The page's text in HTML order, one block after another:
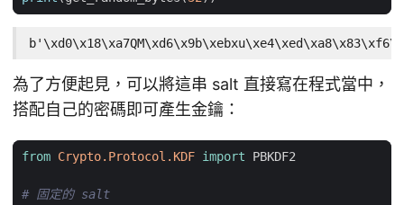
為了方便起見，可以將這串 salt 直接寫在程式當中，
搭配自己的密碼即可產生金鑰：
from Crypto.Protocol.KDF import PBKDF2
# 固定的 salt